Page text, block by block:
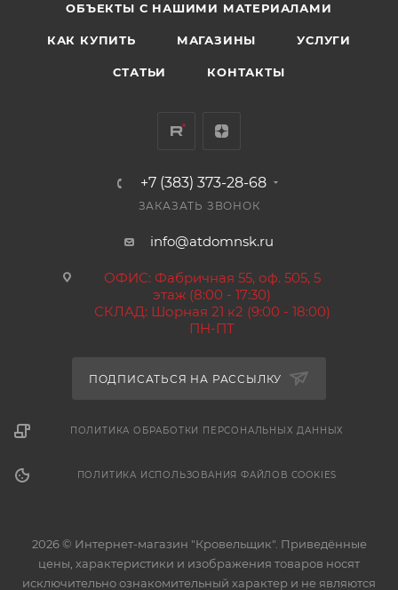
ОБЪЕКТЫ С НАШИМИ МАТЕРИАЛАМИ
КАК КУПИТЬ МАГАЗИНЫ УСЛУГИ
СТАТЬИ КОНТАКТЫ
+7 (383) 373-28-68
ЗАКАЗАТЬ ЗВОНОК
info@atdomnsk.ru
ОФИС: Фабричная 55, оф. 505, 5
этаж (8:00 - 17:30)
СКЛАД: Шорная 21 к2 (9:00 - 18:00)
ПН-ПТ
ПОДПИСАТЬСЯ НА РАССЫЛКУ
ПОЛИТИКА ОБРАБОТКИ ПЕРСОНАЛЬНЫХ ДАННЫХ
ПОЛИТИКА ИСПОЛЬЗОВАНИЯ ФАЙЛОВ COOKIES
2026 © Интернет-магазин "Кровельщик". Приведённые
цены, характеристики и изображения товаров носят
исключительно ознакомительный характер и не являются